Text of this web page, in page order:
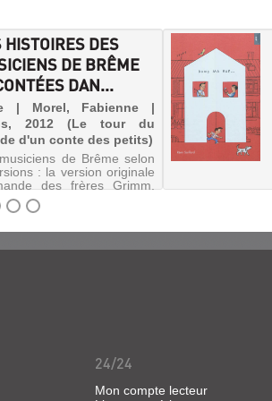
HISTOIRES DES
DE BRÊME
DAN...
| Morel, Fabienne |
2012 (Le tour du
d'un conte des petits)
de Brême selon
: la version originale
des frères Grimm,
version régionale française
neuf loups), une version
le lévri...
24/24
Mon compte lecteur